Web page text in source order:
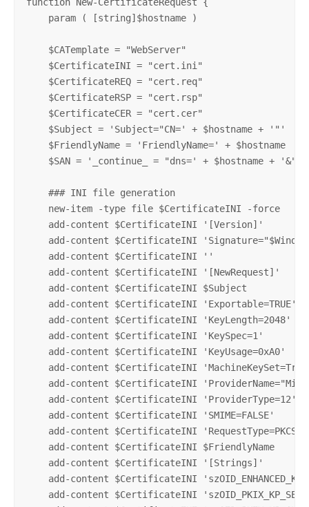
function New-CertificateRequest {
    param ( [string]$hostname )
    $CATemplate = "WebServer"
    $CertificateINI = "cert.ini"
    $CertificateREQ = "cert.req"
    $CertificateRSP = "cert.rsp"
    $CertificateCER = "cert.cer"
    $Subject = 'Subject="CN=' + $hostname + '"'
    $FriendlyName = 'FriendlyName=' + $hostname
    $SAN = '_continue_ = "dns=' + $hostname + '&"'
    ### INI file generation
    new-item -type file $CertificateINI -force
    add-content $CertificateINI '[Version]'
add-content $CertificateINI
    add-content $CertificateINI ''
    add-content $CertificateINI '[NewRequest]'
    add-content $CertificateINI $Subject
    add-content $CertificateINI 'Exportable=TRUE'
    add-content $CertificateINI 'KeyLength=2048'
    add-content $CertificateINI 'KeySpec=1'
    add-content $CertificateINI 'KeyUsage=0xA0'
add-content $CertificateINI
add-content $CertificateINI
    add-content $CertificateINI 'ProviderType=12'
    add-content $CertificateINI 'SMIME=FALSE'
add-content $CertificateINI
    add-content $CertificateINI $FriendlyName
    add-content $CertificateINI '[Strings]'
add-content $CertificateINI
add-content $CertificateINI